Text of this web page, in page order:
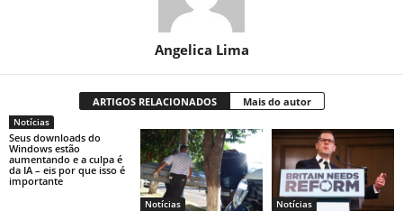
Angelica Lima
ARTIGOS RELACIONADOS Mais do autor
Notícias
Seus downloads do
Windows estão
aumentando e a culpa é
da IA ​​– eis por que isso é
importante
Notícias Notícias